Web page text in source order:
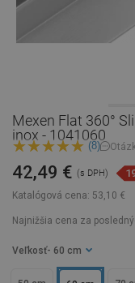
Mexen Flat 360°
inox - 1041060
(8)
Katalógová cena: 53,10 €
42,49 € (s DPH)
Najnižšia cena za
Veľkosť - 60 cm